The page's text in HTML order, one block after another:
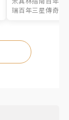
瑞百年三星傳奇、